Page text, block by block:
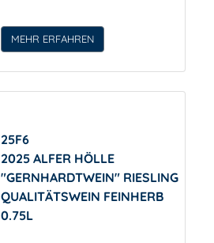
MEHR ERFAHREN
25F6
2025 ALFER HÖLLE
"GERNHARDTWEIN" RIESLING
QUALITÄTSWEIN FEINHERB
0.75L